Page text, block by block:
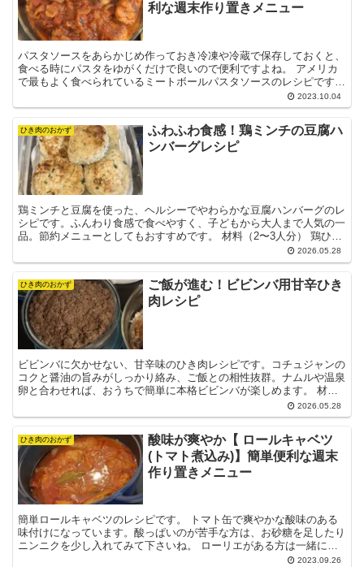
利な週末作り置きメニュー
パスタソースをあらかじめ作っておき冷凍や冷蔵で保存しておくと、
食べる時にパスタをゆがくだけで良いので便利ですよね。 アメリカ
で最もよく食べられているミートボールパスタソースのレシピです。
ミートボールがゴロゴロ入っているので、普通のミートソ...2023.10.04
ひき肉のおかず
ふわふわ食感！鶏ミンチの豆腐ハ
ンバーグレシピ
鶏ミンチと豆腐を使った、ヘルシーでやわらかな豆腐ハンバーグのレ
シピです。ふんわり食感で食べやすく、子どもから大人まで人気の一
品。節約メニューとしてもおすすめです。 材料（2〜3人分） 鶏ひき
2026.05.28
ひき肉のおかず
ご飯が進む！ビビンバ用甘辛ひき
肉レシピ
ビビンバに欠かせない、甘辛味のひき肉レシピです。コチュジャンの
コクと醤油の旨みがしっかり絡み、ご飯との相性抜群。ナムルや温泉
卵と合わせれば、おうちで簡単に本格ビビンバが楽しめます。 材料
2026.05.28
ひき肉のおかず
酸味が爽やか【 ロールキャベツ
(トマト煮込み)】簡単便利な週末
作り置きメニュー
簡単ロールキャベツのレシピです。 トマト缶で爽やかな酸味のある
味付けになっています。酸っぱいのが苦手な方は、お砂糖を足したり
ニンニクを少し入れてみて下さいね。 ローリエがある方は一緒に入
れて煮込むと良い香りがでます。 【 ロールキャベツ(ト... 2023.09.26